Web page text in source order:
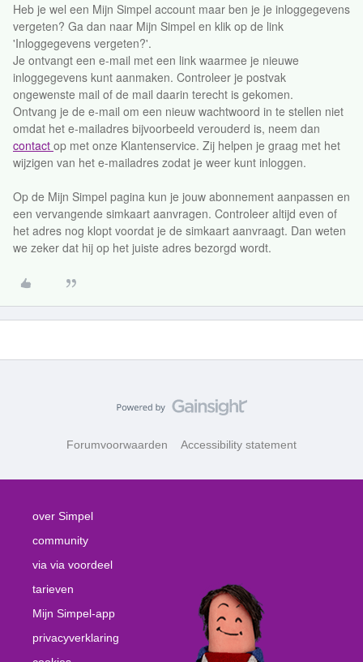
Heb je wel een Mijn Simpel account maar ben je je inloggegevens
vergeten? Ga dan naar Mijn Simpel en klik op de link
'Inloggegevens vergeten?'.
Je ontvangt een e-mail met een link waarmee je nieuwe
inloggegevens kunt aanmaken. Controleer je postvak
ongewenste mail of de mail daarin terecht is gekomen.
Ontvang je de e-mail om een nieuw wachtwoord in te stellen niet
omdat het e-mailadres bijvoorbeeld verouderd is, neem dan
contact op met onze Klantenservice. Zij helpen je graag met het
wijzigen van het e-mailadres zodat je weer kunt inloggen.
Op de Mijn Simpel pagina kun je jouw abonnement aanpassen en
een vervangende simkaart aanvragen. Controleer altijd even of
het adres nog klopt voordat je de simkaart aanvraagt. Dan weten
we zeker dat hij op het juiste adres bezorgd wordt.
Forumvoorwaarden Accessibility statement
over Simpel
community
via via voordeel
tarieven
Mijn Simpel-app
privacyverklaring